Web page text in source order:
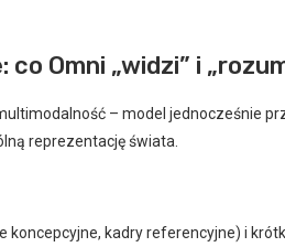
Omni „widzi” i
– model jednocześnie
reprezentację świata.
koncepcyjne, kadry referencyjne) i